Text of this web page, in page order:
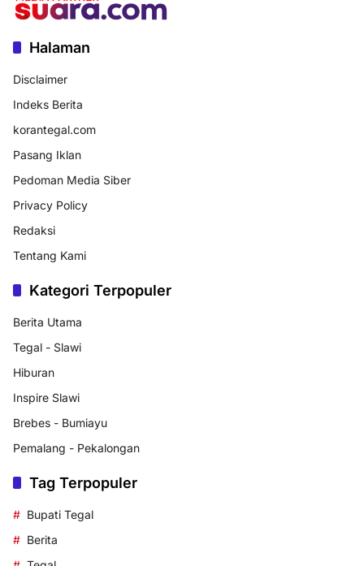
Halaman
Disclaimer
Indeks Berita
korantegal.com
Pasang Iklan
Pedoman Media Siber
Privacy Policy
Redaksi
Tentang Kami
Kategori Terpopuler
Berita Utama
Tegal - Slawi
Hiburan
Inspire Slawi
Brebes - Bumiayu
Pemalang - Pekalongan
Tag Terpopuler
Bupati Tegal
Berita